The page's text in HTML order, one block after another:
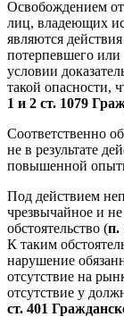
Освобождением
лиц, владеющих
являются
потерпевшего
условии
такой опасности,
1 и 2 ст. 1079
Соответственно
не в результате
повышенной
Под действием
чрезвычайное и
обстоятельство (п.
К таким
нарушение
отсутствие на
отсутствие у
ст. 401